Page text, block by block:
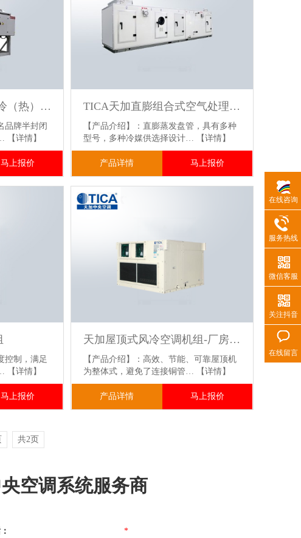
TICA天加风冷螺杆式冷（热）水机组
品牌半封闭
【详情】
马上报价
TICA天加直膨组合式空气处理机组
【产品介绍】：直膨蒸发盘管，具有多种
型号，多种冷媒供选择设计…
【详情】
产品详情 马上报价
控制，满足
【详情】
马上报价
天加屋顶式风冷空调机组-厂房车间用中央空调
【产品介绍】：高效、节能、可靠屋顶机
为整体式，避免了连接铜管…
【详情】
产品详情 马上报价
共2页
空调系统服务商
*
在线咨询
服务热线
微信客服
关注抖音
在线留言